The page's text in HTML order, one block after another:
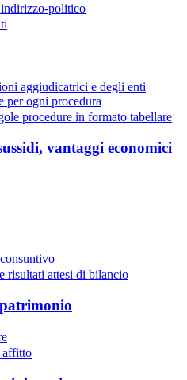
politico
aggiudicatrici e degli enti
per ogni procedura
procedure in formato tabellare
vantaggi economici
risultati attesi di bilancio
affitto